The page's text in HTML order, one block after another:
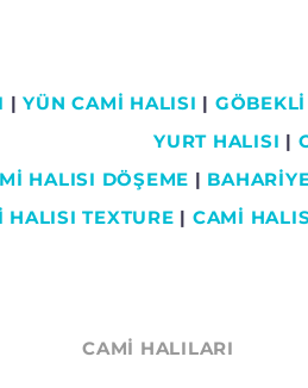
|YÜN CAMİ HALISI |
YURT HALISI |
HALISI DÖŞEME |
HALISI TEXTURE | CAMİ
CAMİ HALILARI